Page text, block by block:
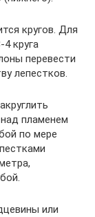
кругов. Для
круга
перевести
лепестков.
пламенем
по мере
или